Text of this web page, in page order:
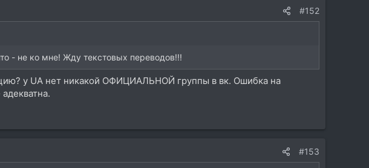
#152
- не ко мне! Жду текстовых переводов!!!
у UA нет никакой ОФИЦИАЛЬНОЙ группы в вк. Ошибка на
#153